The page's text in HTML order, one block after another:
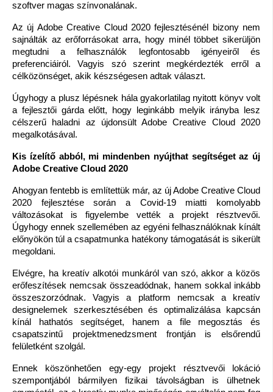
szoftver magas színvonalának.
Az új Adobe Creative Cloud 2020 fejlesztésénél bizony nem
sajnálták az erőforrásokat arra, hogy minél többet sikerüljön
megtudni a felhasználók legfontosabb igényeiről és
preferenciáiról. Vagyis szó szerint megkérdezték erről a
célközönséget, akik készségesen adtak választ.
Úgyhogy a plusz lépésnek hála gyakorlatilag nyitott könyv volt
a fejlesztői gárda előtt, hogy leginkább melyik irányba lesz
célszerű haladni az újdonsült Adobe Creative Cloud 2020
megalkotásával.
Kis ízelítő abból, mi mindenben nyújthat segítséget az új
Adobe Creative Cloud 2020
Ahogyan fentebb is említettük már, az új Adobe Creative Cloud
2020 fejlesztése során a Covid-19 miatti komolyabb
változásokat is figyelembe vették a projekt résztvevői.
Úgyhogy ennek szellemében az egyéni felhasználóknak kínált
előnyökön túl a csapatmunka hatékony támogatását is sikerült
megoldani.
Elvégre, ha kreatív alkotói munkáról van szó, akkor a közös
erőfeszítések nemcsak összeadódnak, hanem sokkal inkább
összeszorzódnak. Vagyis a platform nemcsak a kreatív
designelemek szerkesztésében és optimalizálása kapcsán
kínál hathatós segítséget, hanem a file megosztás és
csapatszintű projektmenedzsment frontján is elsőrendű
felületként szolgál.
Ennek köszönhetően egy-egy projekt résztvevői lokáció
szempontjából bármilyen fizikai távolságban is ülhetnek